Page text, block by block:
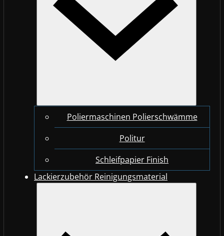
Poliermaschinen Polierschwämme
Politur
Schleifpapier Finish
Lackierzubehör Reinigungsmaterial